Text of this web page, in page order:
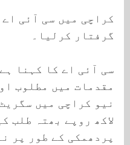
کراچی میں سی آئی
گرفتار کرلیا۔
سی آئی اے کا کہنا
مقدمات میں مطلوب
نیو کراچی میں
لاکھ روپے بھتہ طلب
پردھمکی کے طور پر